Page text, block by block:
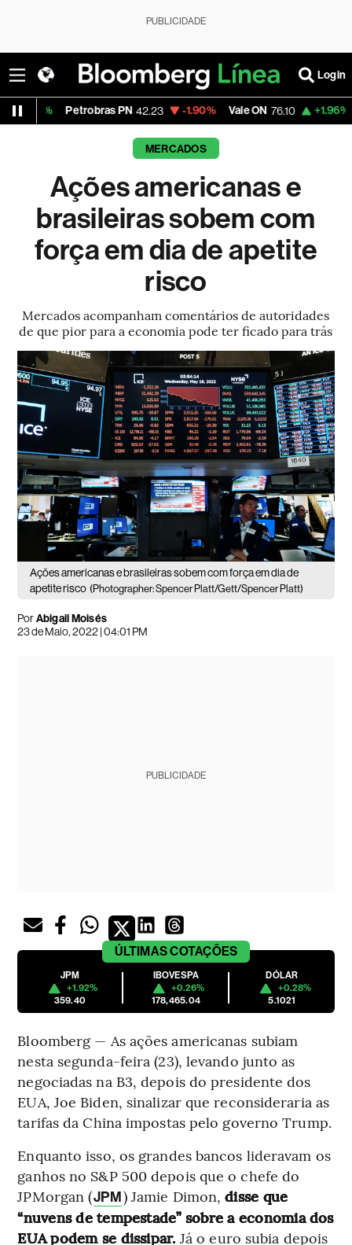
PUBLICIDADE
Login
Petrobras PN 42.23 -1.90% Vale ON 76.10 +1.96% Itaú
MERCADOS
Ações americanas e
brasileiras sobem com
força em dia de apetite
risco
Mercados acompanham comentários de autoridades
de que pior para a economia pode ter ficado para trás
Ações americanas e brasileiras sobem com força em dia de
apetite risco (Photographer: Spencer Platt/Gett/Spencer Platt)
PorAbigail Moisés
23 de Maio, 2022 | 04:01 PM
PUBLICIDADE
ÚLTIMASCOTAÇÕES
JPM
+1.92%
359.40
IBOVESPA
+0.26%
178,465.04
DÓLAR
+0.28%
5.1021
Bloomberg — As ações americanas subiam
nesta segunda-feira (23), levando junto as
negociadas na B3, depois do presidente dos
EUA, Joe Biden, sinalizar que reconsideraria as
tarifas da China impostas pelo governo Trump.
Enquanto isso, os grandes bancos lideravam os
ganhos no S&P 500 depois que o chefe do
JPMorgan (JPM) Jamie Dimon,disse que
“nuvens de tempestade” sobre a economia dos
EUA podem se dissipar. Já o euro subia depois